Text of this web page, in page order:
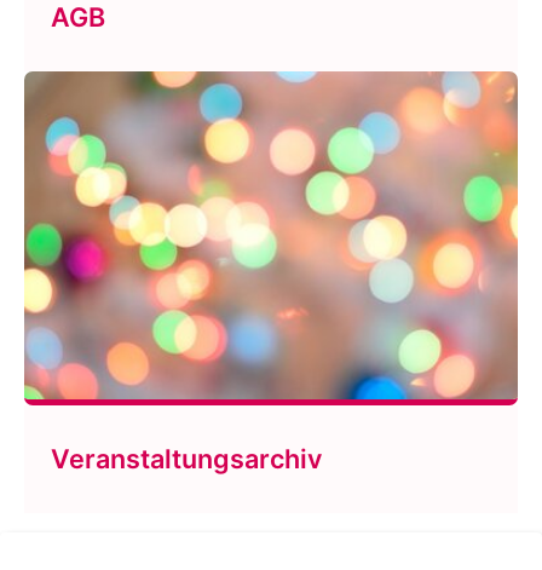
AGB
Veranstaltungsarchiv